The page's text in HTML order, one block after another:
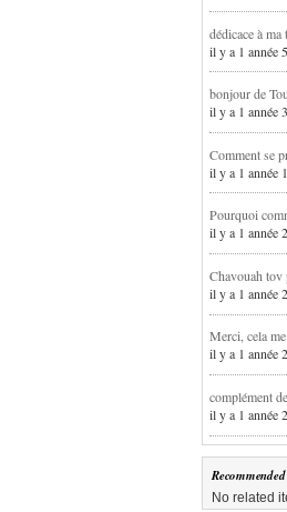
dédicace à ma
il y a 1 année
bonjour de
il y a 1 année
Comment se
il y a 1 année
Pourquoi
il y a 1 année
Chavouah tov
il y a 1 année
Merci, cela
il y a 1 année
complément
il y a 1 année
No related